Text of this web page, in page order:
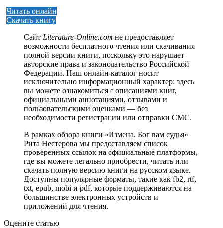
Читать онлайн
Скачать книгу
Сайт Literature-Online.com не предоставляет
возможности бесплатного чтения или скачивания
полной версии книги, поскольку это нарушает
авторские права и законодательство Российской
Федерации. Наш онлайн-каталог носит
исключительно информационный характер: здесь
вы можете ознакомиться с описаниями книг,
официальными аннотациями, отзывами и
пользовательскими оценками — без
необходимости регистрации или отправки СМС.
В рамках обзора книги «Измена. Бог вам судья»
Рита Нестерова мы предоставляем список
проверенных ссылок на официальные платформы,
где вы можете легально приобрести, читать или
скачать полную версию книги на русском языке.
Доступны популярные форматы, такие как fb2, rtf,
txt, epub, mobi и pdf, которые поддерживаются на
большинстве электронных устройств и
приложений для чтения.
Оцените статью